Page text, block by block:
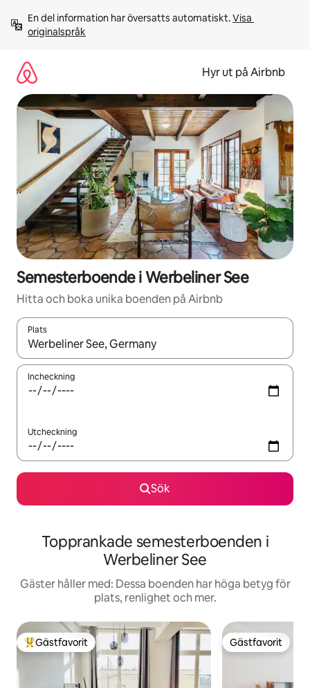
innehåll
En del information har översatts automatiskt. Visa
originalspråk
Hyr ut på Airbnb
Semesterboende i Werbeliner See
Hitta och boka unika boenden på Airbnb
Plats
När resultaten är tillgängliga kan du navigera med upp- och
Incheckning
Utcheckning
Sök
Topprankade semesterboenden i
Werbeliner See
Gäster håller med: Dessa boenden har höga betyg för
plats, renlighet och mer.
Populär gästfavorit
Gästfavorit Gästfavorit
Gästfavorit